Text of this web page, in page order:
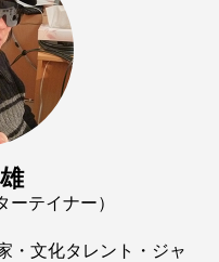
ーテイナー）
・文化タレント・ジャ